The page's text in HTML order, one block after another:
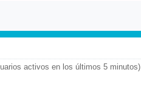
activos en los últimos 5 minutos)